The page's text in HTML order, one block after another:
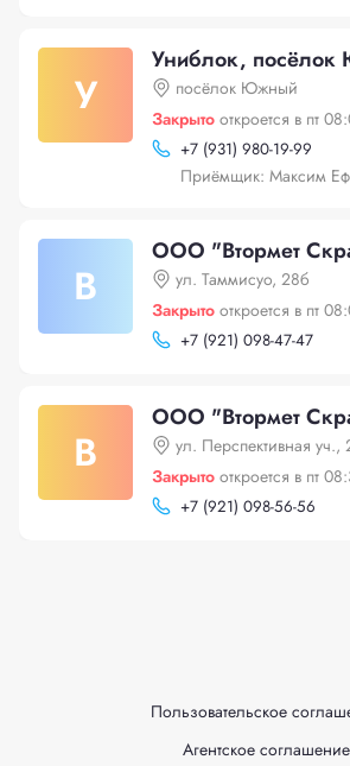
У
Униблок,
посёлок Южный
Закрыто откроется в пт
+7 (931) 980-19-99
Приёмщик: Максим
В
ООО "Втормет
ул. Таммисуо, 28б
Закрыто откроется в пт
+7 (921) 098-47-47
В
ООО "Втормет
ул. Перспективная уч.,
Закрыто откроется в пт
+7 (921) 098-56-56
Пользовательское
Агентское соглашение